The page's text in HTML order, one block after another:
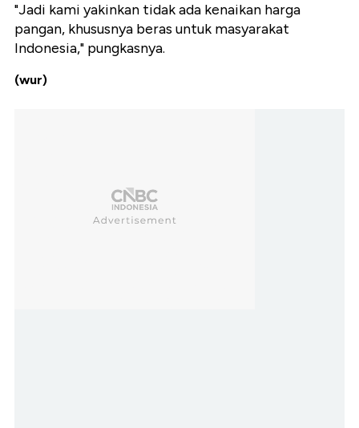
"Jadi kami yakinkan tidak ada kenaikan harga
pangan, khususnya beras untuk masyarakat
Indonesia," pungkasnya.
(wur)